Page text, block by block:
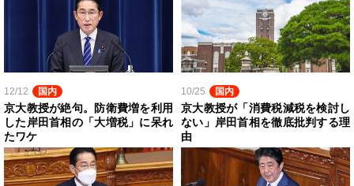
12/12 国内
京大教授が絶句。防衛費増を利用
した岸田首相の「大増税」に呆れ
たワケ
10/25 国内
京大教授が「消費税減税を検討し
ない」岸田首相を徹底批判する理
由